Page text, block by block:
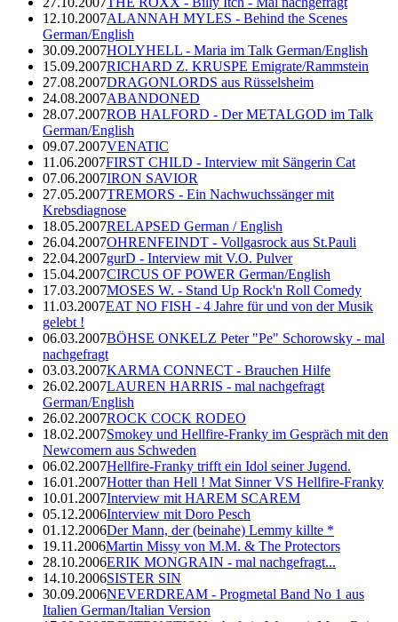
12.10.2007ALANNAH MYLES - Behind the Scenes
German/English
30.09.2007HOLYHELL - Maria im Talk German/English
15.09.2007RICHARD Z. KRUSPE Emigrate/Rammstein
27.08.2007DRAGONLORDS aus Rüsselsheim
24.08.2007ABANDONED
28.07.2007ROB HALFORD - Der METALGOD im Talk
German/English
09.07.2007VENATIC
11.06.2007FIRST CHILD - Interview mit Sängerin Cat
07.06.2007IRON SAVIOR
27.05.2007TREMORS - Ein Nachwuchssänger mit
Krebsdiagnose
18.05.2007RELAPSED German / English
26.04.2007OHRENFEINDT - Vollgasrock aus St.Pauli
22.04.2007gurD - Interview mit V.O. Pulver
15.04.2007CIRCUS OF POWER German/English
17.03.2007MOSES W. - Stand Up Rock'n Roll Comedy
11.03.2007EAT NO FISH - 4 Jahre für und von der Musik
gelebt !
06.03.2007BÖHSE ONKELZ Peter "Pe" Schorowsky - mal
nachgefragt
03.03.2007KARMA CONNECT - Brauchen Hilfe
26.02.2007LAUREN HARRIS - mal nachgefragt
German/English
26.02.2007ROCK COCK RODEO
18.02.2007Smokey und Hellfire-Franky im Gespräch mit den
Newcomern aus Schweden
06.02.2007Hellfire-Franky trifft ein Idol seiner Jugend.
16.01.2007Hotter than Hell ! Mat Sinner VS Hellfire-Franky
10.01.2007Interview mit HAREM SCAREM
05.12.2006Interview mit Doro Pesch
01.12.2006Der Mann, der (beinahe) Lemmy killte *
19.11.2006Martin Missy von M.M. & The Protectors
28.10.2006ERIK MONGRAIN - mal nachgefragt...
14.10.2006SISTER SIN
30.09.2006NEVERDREAM - Progmetal Band No 1 aus
Italien German/Italian Version